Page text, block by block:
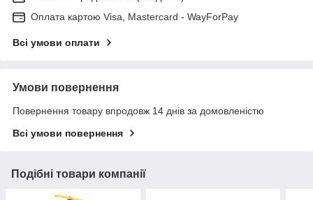
Оплата картою Visa, Mastercard - WayForPay
Всі умови оплати
Умови повернення
Повернення товару впродовж 14 днів за домовленістю
Всі умови повернення
Подібні товари компанії